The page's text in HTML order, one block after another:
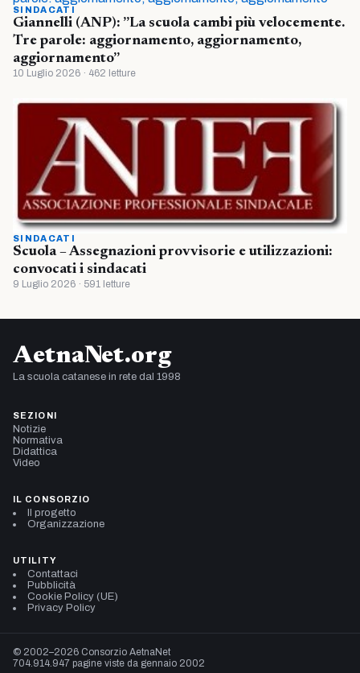
SINDACATI
Giannelli (ANP): ”La scuola cambi più velocemente.
Tre parole: aggiornamento, aggiornamento,
aggiornamento”
10 Luglio 2026 · 462 letture
SINDACATI
Scuola – Assegnazioni provvisorie e utilizzazioni:
convocati i sindacati
9 Luglio 2026 · 591 letture
AetnaNet.org
La scuola catanese in rete dal 1998
SEZIONI
Notizie
Normativa
Didattica
Video
IL CONSORZIO
Il progetto
Organizzazione
UTILITY
Contattaci
Pubblicità
Cookie Policy (UE)
Privacy Policy
© 2002–2026 Consorzio AetnaNet
704.914.947 pagine viste da gennaio 2002